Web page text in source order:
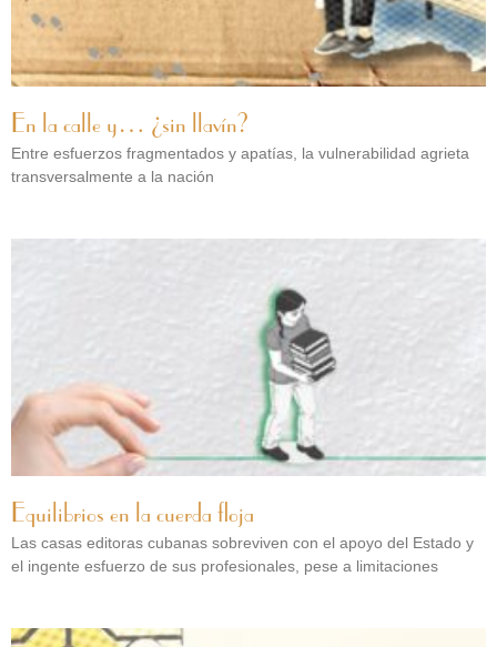
En la calle y… ¿sin llavín?
Entre esfuerzos fragmentados y apatías, la vulnerabilidad agrieta
transversalmente a la nación
Equilibrios en la cuerda floja
Las casas editoras cubanas sobreviven con el apoyo del Estado y
el ingente esfuerzo de sus profesionales, pese a limitaciones